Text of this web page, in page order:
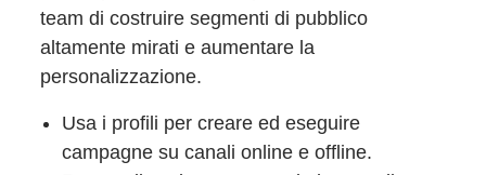
team di costruire segmenti di pubblico
altamente mirati e aumentare la
personalizzazione.
Usa i profili per creare ed eseguire
campagne su canali online e offline.